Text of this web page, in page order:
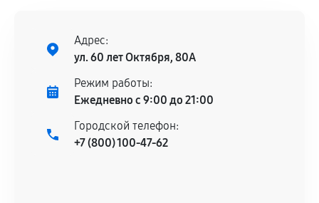
нормальной эксплуатации в течение
гарантийного срока.
Несоответствие комплектующей заявленным
техническим характеристикам.
Документы для подтверждения
Адрес:
ул. 60 лет Октября, 80А
Режим работы:
Ежедневно с 9:00 до 21:00
Городской телефон:
+7 (800) 100-47-62